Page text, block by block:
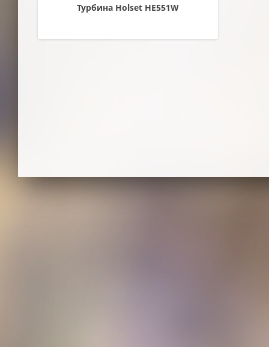
Турбина Holset HE551W